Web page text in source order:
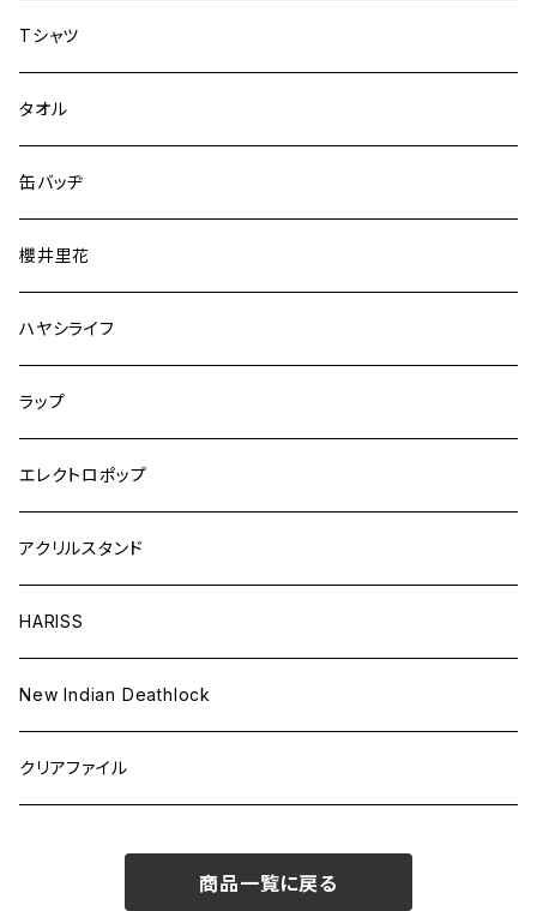
Tシャツ
タオル
缶バッヂ
櫻井里花
ハヤシライフ
ラップ
エレクトロポップ
アクリルスタンド
HARISS
New Indian Deathlock
クリアファイル
商品一覧に戻る